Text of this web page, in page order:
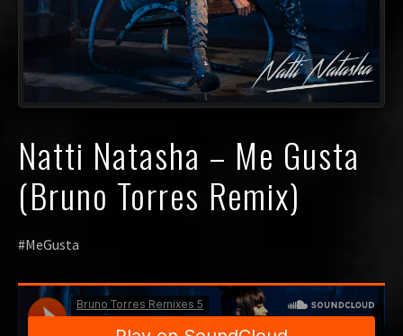
Natti Natasha – Me Gusta
(Bruno Torres Remix)
#MeGusta